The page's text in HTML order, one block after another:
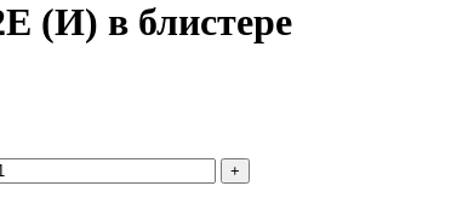
(И) в блистере